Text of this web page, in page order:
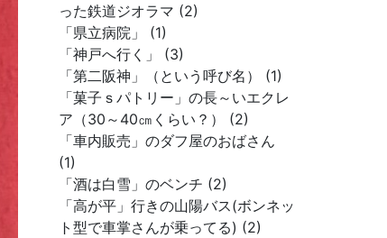
った鉄道ジオラマ (2)
「県立病院」 (1)
「神戸へ行く」 (3)
「第二阪神」（という呼び名） (1)
「菓子ｓパトリー」の長～いエクレ
ア（30～40㎝くらい？） (2)
「車内販売」のダフ屋のおばさん
(1)
「酒は白雪」のベンチ (2)
「高が平」行きの山陽バス(ボンネッ
ト型で車掌さんが乗ってる) (2)